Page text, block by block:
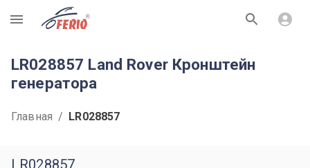
R
LR028857 Land Rover Кронштейн
генератора
Главная / LR028857
LR028857